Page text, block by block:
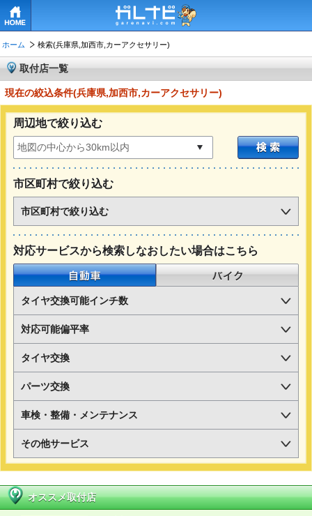
ホーム 検索(兵庫県,加西市,カーアクセサリー)
取付店一覧
現在の絞込条件(兵庫県,加西市,カーアクセサリー)
周辺地で絞り込む
市区町村で絞り込む
市区町村で絞り込む
対応サービスから検索しなおしたい場合はこちら
自動車
タイヤ交換可能インチ数
対応可能偏平率
タイヤ交換
パーツ交換
車検・整備・メンテナンス
その他サービス
オススメ取付店